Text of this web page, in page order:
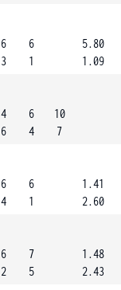
6
3
6
1
5.80
1.09
4
6
6
4
10
7
6
4
6
1
1.41
2.60
6
2
7
5
1.48
2.43